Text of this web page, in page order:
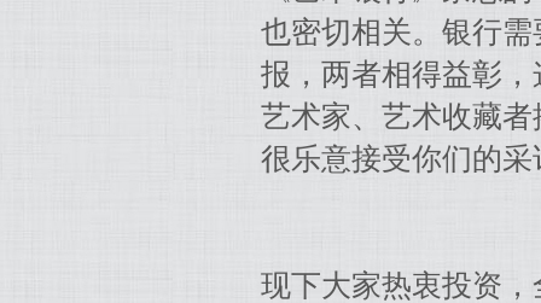
也密切相关。银行
报，两者相得益彰
艺术家、艺术收藏
很乐意接受你们的
现下大家热衷投资